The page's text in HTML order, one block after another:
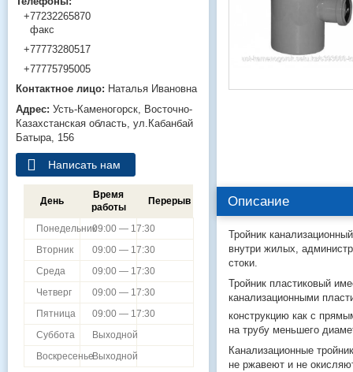
Описание
Тройник
внутри жилых,
стоки.
Тройник пластиковый
канализационными
конструкцию как с
на трубу меньшего
Канализационные
не ржавеют и не
+77232265870
факс
+77773280517
+77775795005
Наталья Ивановна
Усть-Каменогорск
Восточно-
Казахстанская область ул.Кабанбай
Батыра, 156
Написать нам
День
Время
работы
Перерыв
Понедельник09:00 — 17:30
Вторник
09:00 — 17:30
Среда
09:00 — 17:30
Четверг
09:00 — 17:30
Пятница
09:00 — 17:30
Суббота
Выходной
ВоскресеньеВыходной